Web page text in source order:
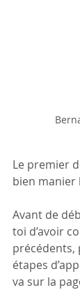
Le premier
bien manier
Avant de
toi d’avoir
précédents,
étapes
va sur la